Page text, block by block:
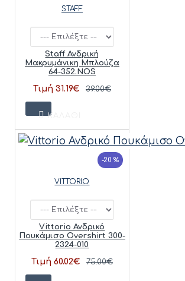
STAFF
Staff Ανδρική
Μακρυμάνικη Μπλούζα
64-352.NOS
Τιμή 31.19€ 39.00€
ΚΑΛΆΘΙ
-20 %
VITTORIO
Vittorio Ανδρικό
Πουκάμισο Overshirt 300-
2324-010
Τιμή 60.02€ 75.00€